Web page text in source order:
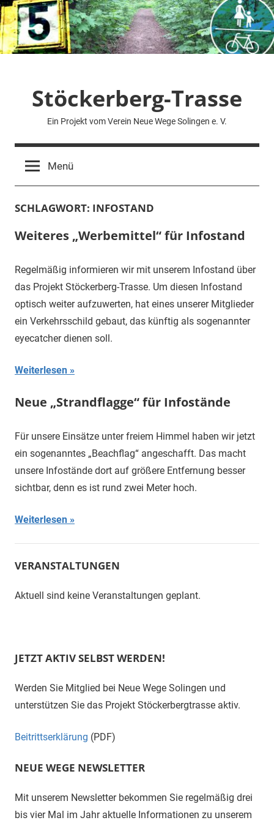
Zum
Inhalt
springen
Stöckerberg-Trasse
Ein Projekt vom Verein Neue Wege Solingen e. V.
Menü
SCHLAGWORT: INFOSTAND
Weiteres „Werbemittel“ für Infostand
Regelmäßig informieren wir mit unserem Infostand über
das Projekt Stöckerberg-Trasse. Um diesen Infostand
optisch weiter aufzuwerten, hat eines unserer Mitglieder
ein Verkehrsschild gebaut, das künftig als sogenannter
eyecatcher dienen soll.
Weiterlesen
Neue „Strandflagge“ für Infostände
Für unsere Einsätze unter freiem Himmel haben wir jetzt
ein sogenanntes „Beachflag“ angeschafft. Das macht
unsere Infostände dort auf größere Entfernung besser
sichtbar, denn es ist rund zwei Meter hoch.
Weiterlesen
VERANSTALTUNGEN
Aktuell sind keine Veranstaltungen geplant.
JETZT AKTIV SELBST WERDEN!
Werden Sie Mitglied bei Neue Wege Solingen und
unterstützen Sie das Projekt Stöckerbergtrasse aktiv.
Beitrittserklärung (PDF)
NEUE WEGE NEWSLETTER
Mit unserem Newsletter bekommen Sie regelmäßig drei
bis vier Mal im Jahr aktuelle Informationen zu unserem